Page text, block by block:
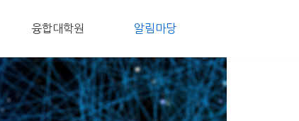
융합대학원 알림마당